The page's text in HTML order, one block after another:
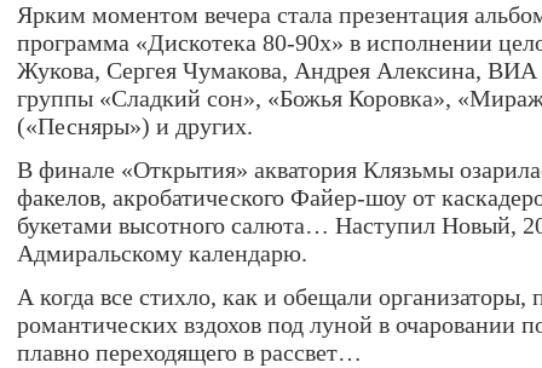
Ярким моментом вечера стала презентация
программа «Дискотека 80-90х» в исполнении
Жукова, Сергея Чумакова, Андрея Алексина, ВИА
группы «Сладкий сон», «Божья Коровка»,
(«Песняры») и других.
В финале «Открытия» акватория Клязьмы
факелов, акробатического Файер-шоу от
букетами высотного салюта… Наступил Новый,
Адмиральскому календарю.
А когда все стихло, как и обещали
романтических вздохов под луной в очаровании
плавно переходящего в рассвет…